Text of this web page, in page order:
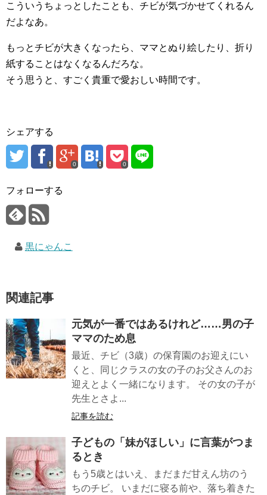
こういうちょっとしたことも、チビが気づかせてくれるん
だよなあ。
もっとチビが大きくなったら、ママとぬり絵したり、折り
紙することはなくなるんだろな。
そう思うと、すごく貴重で愛おしい時間です。
シェアする
0 0
フォローする
黒にゃんこ
関連記事
元気が一番ではあるけれど……男の子
ママのため息
最近、チビ（3歳）の保育園のお迎えにい
くと、同じクラスの女の子のお父さんのお
迎えとよく一緒になります。 その女の子が
先生とさよ...
記事を読む
子どもの「妹がほしい」に言葉がつま
るとき
もう5歳とはいえ、まだまだ甘えん坊のう
ちのチビ。 いまだに寝る前や、落ち着きた